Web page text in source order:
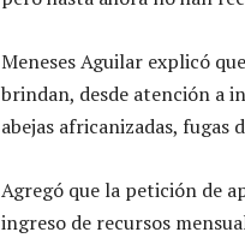
Meneses Aguilar explicó
brindan, desde atención a
abejas africanizadas, fugas
Agregó que la petición de
ingreso de recursos